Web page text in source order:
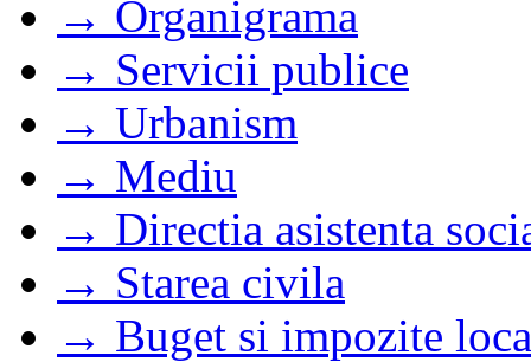
→ Organigrama
→ Servicii publice
→ Urbanism
→ Mediu
→ Directia asistenta
→ Starea civila
→ Buget si impozite